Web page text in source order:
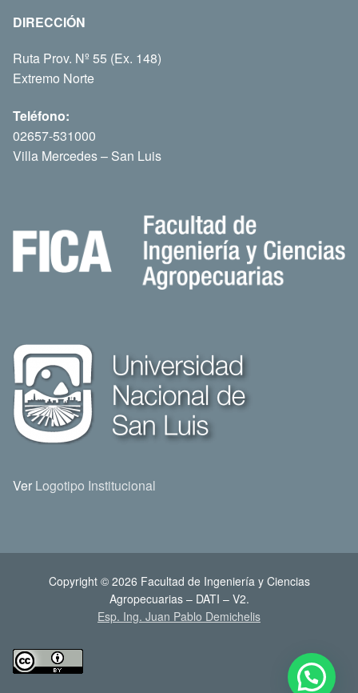
DIRECCIÓN
Ruta Prov. Nº 55 (Ex. 148)
Extremo Norte
Teléfono:
02657-531000
Villa Mercedes – San Luis
Ver Logotipo Institucional
Copyright © 2026 Facultad de Ingeniería y Ciencias
Agropecuarias – DATI – V2.
Esp. Ing. Juan Pablo Demichelis